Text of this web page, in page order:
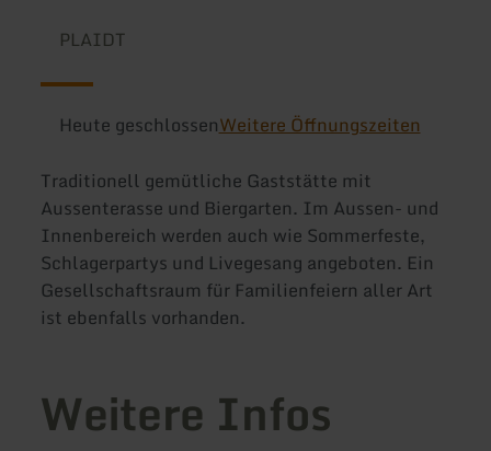
PLAIDT
Heute geschlossenWeitere Öffnungszeiten
Traditionell gemütliche Gaststätte mit
Aussenterasse und Biergarten. Im Aussen- und
Innenbereich werden auch wie Sommerfeste,
Schlagerpartys und Livegesang angeboten. Ein
Gesellschaftsraum für Familienfeiern aller Art
ist ebenfalls vorhanden.
Weitere Infos